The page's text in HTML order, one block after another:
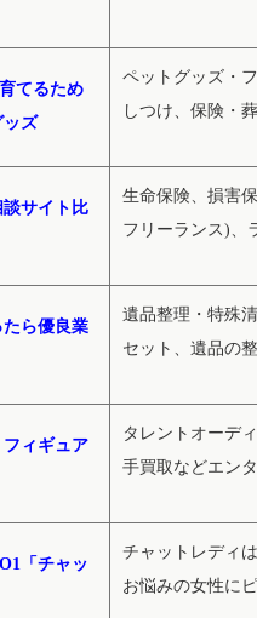
てるため
ッズ
ペットグッズ・
しつけ、保険・
サイト比
生命保険、損害
フリーランス)、
ら優良業
遺品整理・特殊
セット、遺品の
ィギュア
タレントオーデ
手買取などエン
「チャッ
チャットレディ
お悩みの女性に